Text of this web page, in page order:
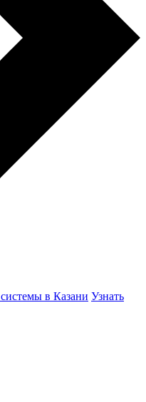
в Казани Узнать